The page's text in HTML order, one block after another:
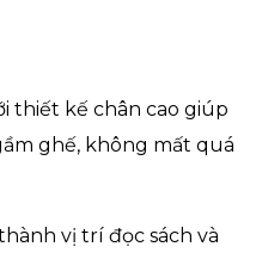
thiết kế chân cao giúp
ghế, không mất quá
vị trí đọc sách và